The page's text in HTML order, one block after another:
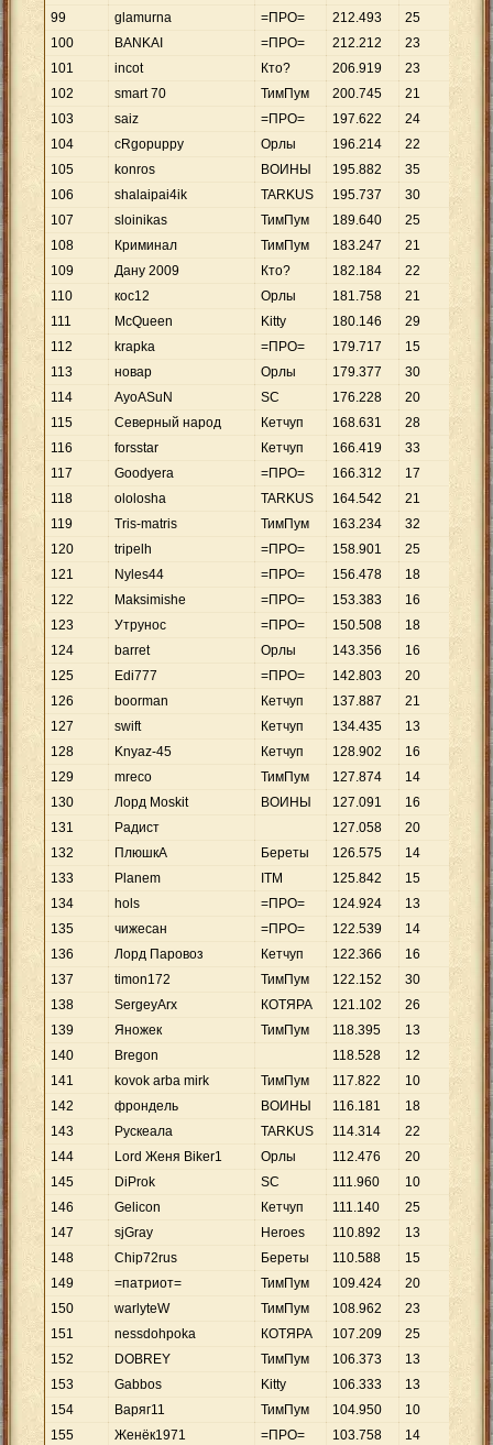
99
glamurna =ПРО= 212.493 25
100
BANKAI =ПРО= 212.212 23
101
incot Кто? 206.919 23
102
smart 70 ТимПум 200.745 21
103
saiz =ПРО= 197.622 24
104
cRgopuppy Орлы 196.214 22
105
konros ВОИНЫ 195.882 35
106
shalaipai4ik TARKUS 195.737 30
107
sloinikas ТимПум 189.640 25
108
Криминал ТимПум 183.247 21
109
Дану 2009 Кто? 182.184 22
110
кос12 Орлы 181.758 21
111
McQueen Kitty 180.146 29
112
krapka =ПРО= 179.717 15 .
113
новар Орлы 179.377 30
114
AyoASuN SC 176.228 20
115
Северный народ Кетчуп 168.631 28
116
forsstar Кетчуп 166.419 33
117
Goodyera =ПРО= 166.312 17
118
ololosha TARKUS 164.542 21
119
Tris-matris ТимПум 163.234 32
120
tripelh =ПРО= 158.901 25
121
Nyles44 =ПРО= 156.478 18
122
Maksimishe =ПРО= 153.383 16
123
Утрунос =ПРО= 150.508 18
124
barret Орлы 143.356 16
125
Edi777 =ПРО= 142.803 20
126
boorman Кетчуп 137.887 21
127
swift Кетчуп 134.435 13
128
Knyaz-45 Кетчуп 128.902 16
129
mreco ТимПум 127.874 14
130
Лорд Moskit ВОИНЫ 127.091 16
131
Радист 127.058 20
132
ПлюшкА Береты 126.575 14
133
Planem ITM 125.842 15
134
hols =ПРО= 124.924 13
135
чижесан =ПРО= 122.539 14
136
Лорд Паровоз Кетчуп 122.366 16
137
timon172 ТимПум 122.152 30
138
SergeyArx КОТЯРА 121.102 26
139
Яножек ТимПум 118.395 13
140
Bregon 118.528 12
141
kovok arba mirk ТимПум 117.822 10
142
фрондель ВОИНЫ 116.181 18
143
Рускеала TARKUS 114.314 22
144
Lord Женя Biker1 Орлы 112.476 20
145
DiProk SC 111.960 10
146
Gelicon Кетчуп 111.140 25
147
sjGray Heroes 110.892 13
148
Chip72rus Береты 110.588 15
149
=патриот= ТимПум 109.424 20
150
warlyteW ТимПум 108.962 23
151
nessdohpoka КОТЯРА 107.209 25
152
DOBREY ТимПум 106.373 13
153
Gabbos Kitty 106.333 13
154
Варяг11 ТимПум 104.950 10 .
155
Женёк1971 =ПРО= 103.758 14